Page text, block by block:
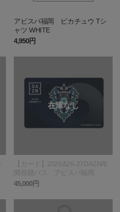
アビスパ福岡 ピカチュウ Tシ
ャツ WHITE
4,950円
【カード】2026&26-27DAZN年
間視聴パス アビスパ福岡
45,000円